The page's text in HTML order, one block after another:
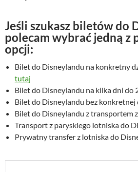
s
i
:
0
,
0
0
Jeśli szukasz biletów do
polecam wybrać jedną z
opcji:
Bilet do Disneylandu na konkretny
tutaj
Bilet do Disneylandu na kilka dni do
Bilet do Disneylandu bez konkretnej
Bilet do Disneylandu z transportem
Transport z paryskiego lotniska do
Prywatny transfer z lotniska do